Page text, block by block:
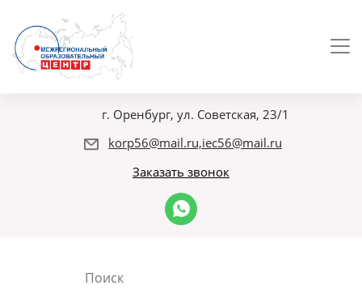
г. Оренбург, ул. Советская, 23/1
korp56@mail.ru,iec56@mail.ru
Заказать звонок